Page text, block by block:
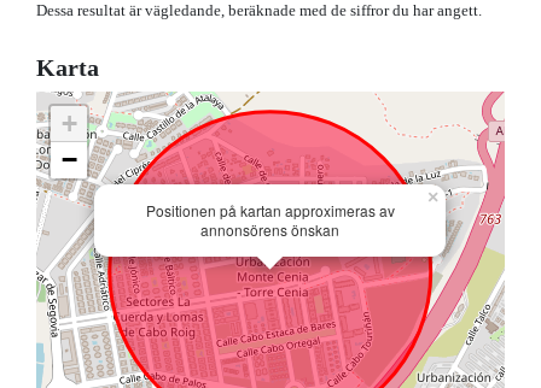
Dessa resultat är vägledande, beräknade med de siffror du har angett.
Karta
Positionen på kartan approximeras av
annonsörens önskan
×
+
−